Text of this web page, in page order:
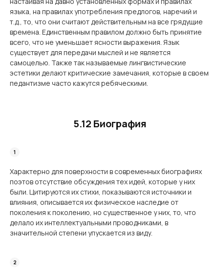
языка, на правилах употребления предлогов, наречий и
т.д., то, что они считают действи­тельным на все грядущие
времена. Единственным правилом должно быть принятие
всего, что не уменьшает ясности выражения. Язык
существует для передачи мыслей и не является
самоцелью. Также так называемые лингвистические
эстетики делают критичес­кие замечания, которые в своем
педантизме часто кажутся ребяческими.
5.12 Биография
Характерно для поверхности в современных биографиях
поэтов отсутствие обсужде­ния тех идей, которые у них
были. Цитируются их стихи, показываются источники и
влияния, описывается их физическое наследие от
поколения к поколению, но существен­ное у них, то, что
делало их интеллектуальными проводниками, в
значительной степени упускается из виду.